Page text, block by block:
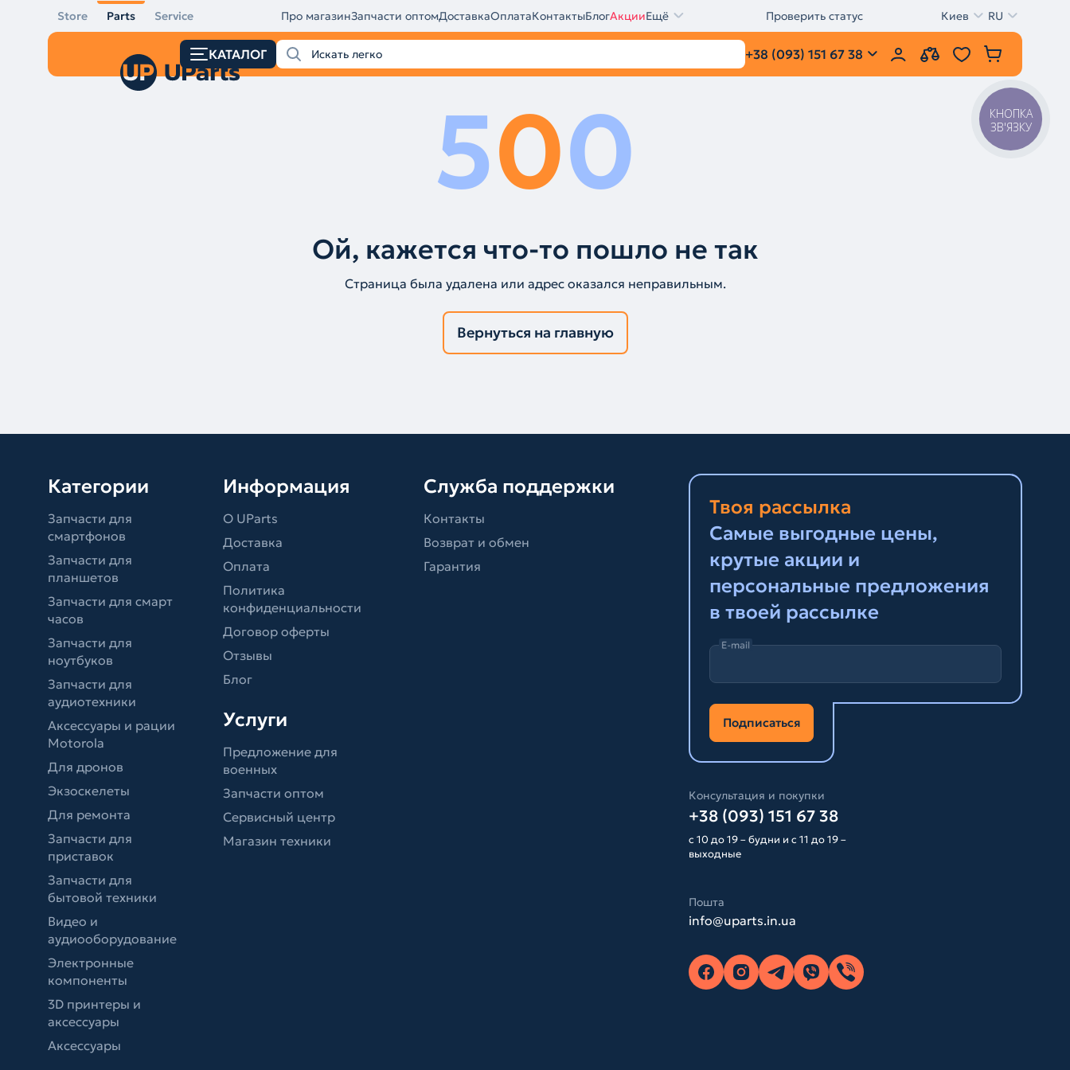
Store Parts Service Про магазинЗапчасти оптомДоставкаОплатаКонтактыБлогАкцииЕщё Проверить статус Киев RU
КАТАЛОГ +38 (093) 151 67 38
500
Ой, кажется что-то пошло не так
Страница была удалена или адрес оказался неправильным.
Вернуться на главную
Категории
Запчасти для
смартфонов
Запчасти для
планшетов
Запчасти для смарт
часов
Запчасти для
ноутбуков
Запчасти для
аудиотехники
Аксессуары и рации
Motorola
Для дронов
Экзоскелеты
Для ремонта
Запчасти для
приставок
Запчасти для
бытовой техники
Видео и
аудиооборудование
Электронные
компоненты
3D принтеры и
аксессуары
Аксессуары
Информация
О UParts
Доставка
Оплата
Политика
конфиденциальности
Договор оферты
Отзывы
Блог
Услуги
Предложение для
военных
Запчасти оптом
Сервисный центр
Магазин техники
Служба поддержки
Контакты
Возврат и обмен
Гарантия
Твоя рассылка
Самые выгодные цены,
крутые акции и
персональные предложения
в твоей рассылке
E-mail
Подписаться
Консультация и покупки
+38 (093) 151 67 38
с 10 до 19 – будни и с 11 до 19 –
выходные
Пошта
info@uparts.in.ua
КНОПКА
ЗВ'ЯЗКУ